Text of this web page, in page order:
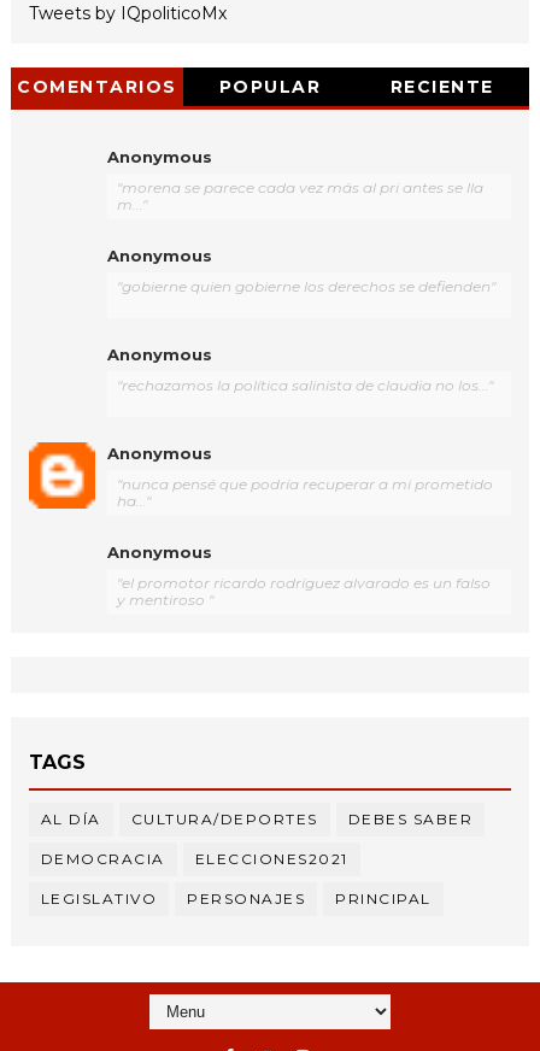
Tweets by IQpoliticoMx
COMENTARIOS POPULAR RECIENTE
Anonymous
"morena se parece cada vez más al pri antes se lla
m..."
Anonymous
"gobierne quien gobierne los derechos se defienden"
Anonymous
"rechazamos la política salinista de claudia no los..."
Anonymous
"nunca pensé que podría recuperar a mi prometido
ha..."
Anonymous
"el promotor ricardo rodríguez alvarado es un falso
y mentiroso "
TAGS
AL DÍA CULTURA/DEPORTES DEBES SABER
DEMOCRACIA ELECCIONES2021
LEGISLATIVO PERSONAJES PRINCIPAL